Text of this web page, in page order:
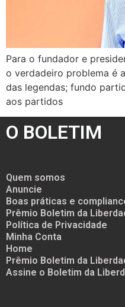
Para o fundador e
o verdadeiro problema é
das legendas; fundo
aos partidos
O BOLETIM
Quem somos
Anuncie
Boas práticas e
Prêmio Boletim da
Política de Privacidade
Minha Conta
Home
Prêmio Boletim da
Assine o Boletim da